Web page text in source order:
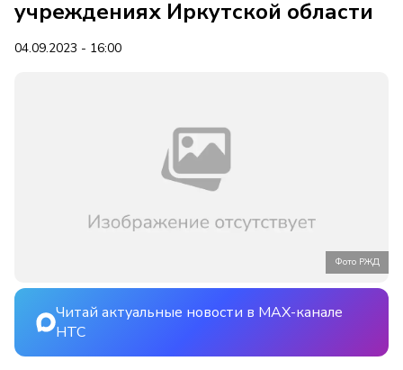
учреждениях Иркутской области
04.09.2023 - 16:00
Фото РЖД
Читай актуальные новости в MAX-канале
НТС